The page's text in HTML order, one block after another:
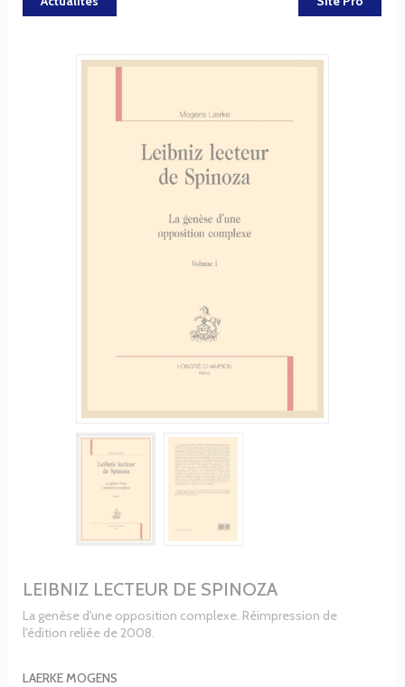
LEIBNIZ LECTEUR DE SPINOZA
La genèse d'une opposition complexe. Réimpression de
l'édition reliée de 2008.
LAERKE MOGENS